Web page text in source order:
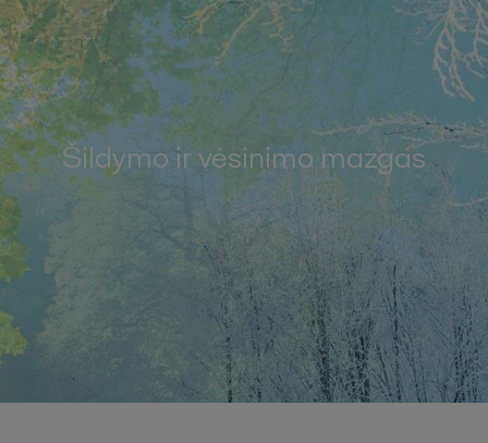
Šildymo ir vėsinimo mazgas